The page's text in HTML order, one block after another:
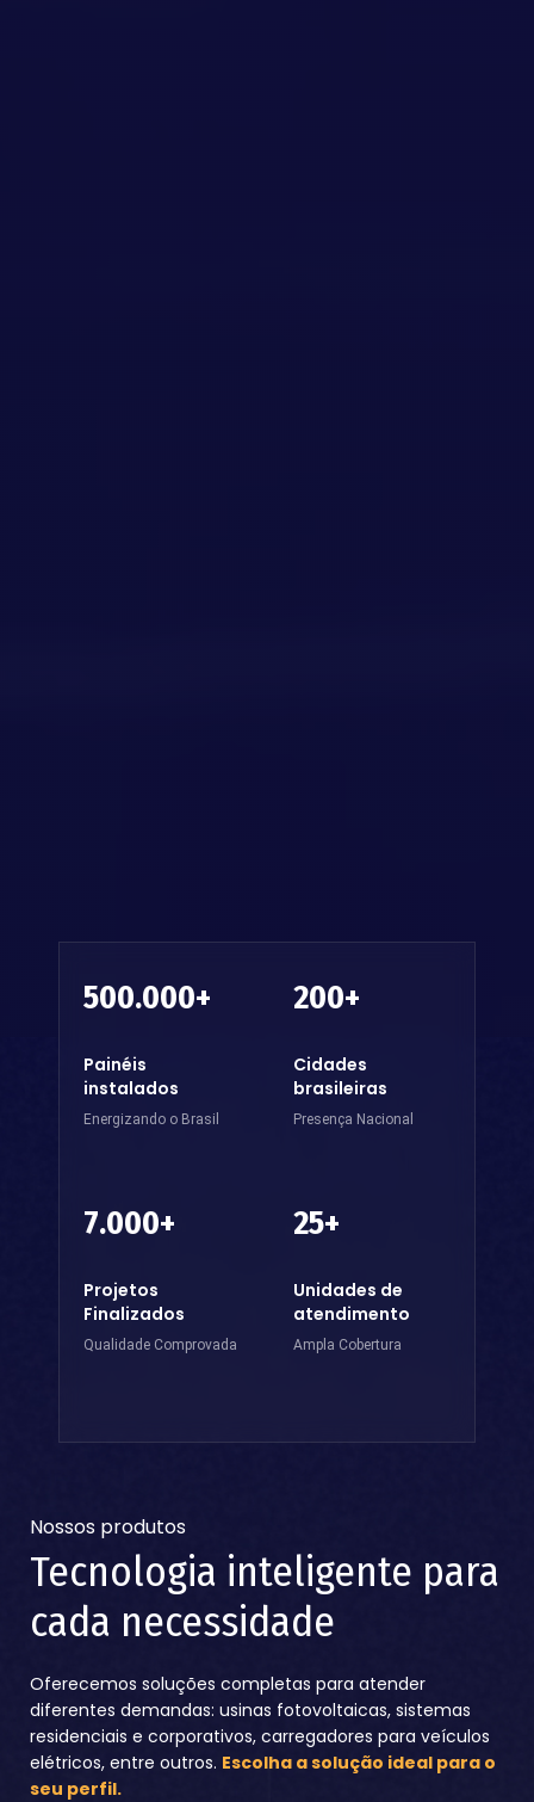
500.000+
Painéis
instalados
Energizando o Brasil
200+
Cidades
brasileiras
Presença Nacional
7.000+
Projetos
Finalizados
Qualidade Comprovada
25+
Unidades de
atendimento
Ampla Cobertura
Nossos produtos
Tecnologia inteligente para
cada necessidade
Oferecemos soluções completas para atender
diferentes demandas: usinas fotovoltaicas, sistemas
residenciais e corporativos, carregadores para veículos
elétricos, entre outros. Escolha a solução ideal para o
seu perfil.